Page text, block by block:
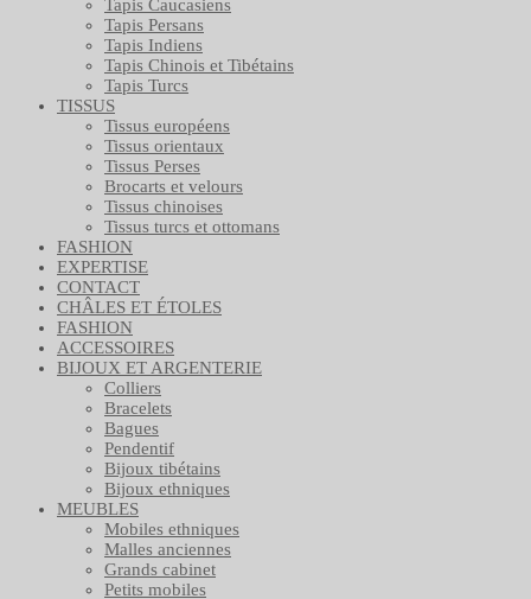
Tapis Caucasiens
Tapis Persans
Tapis Indiens
Tapis Chinois et Tibétains
Tapis Turcs
TISSUS
Tissus européens
Tissus orientaux
Tissus Perses
Brocarts et velours
Tissus chinoises
Tissus turcs et ottomans
FASHION
EXPERTISE
CONTACT
CHÂLES ET ÉTOLES
FASHION
ACCESSOIRES
BIJOUX ET ARGENTERIE
Colliers
Bracelets
Bagues
Pendentif
Bijoux tibétains
Bijoux ethniques
MEUBLES
Mobiles ethniques
Malles anciennes
Grands cabinet
Petits mobiles